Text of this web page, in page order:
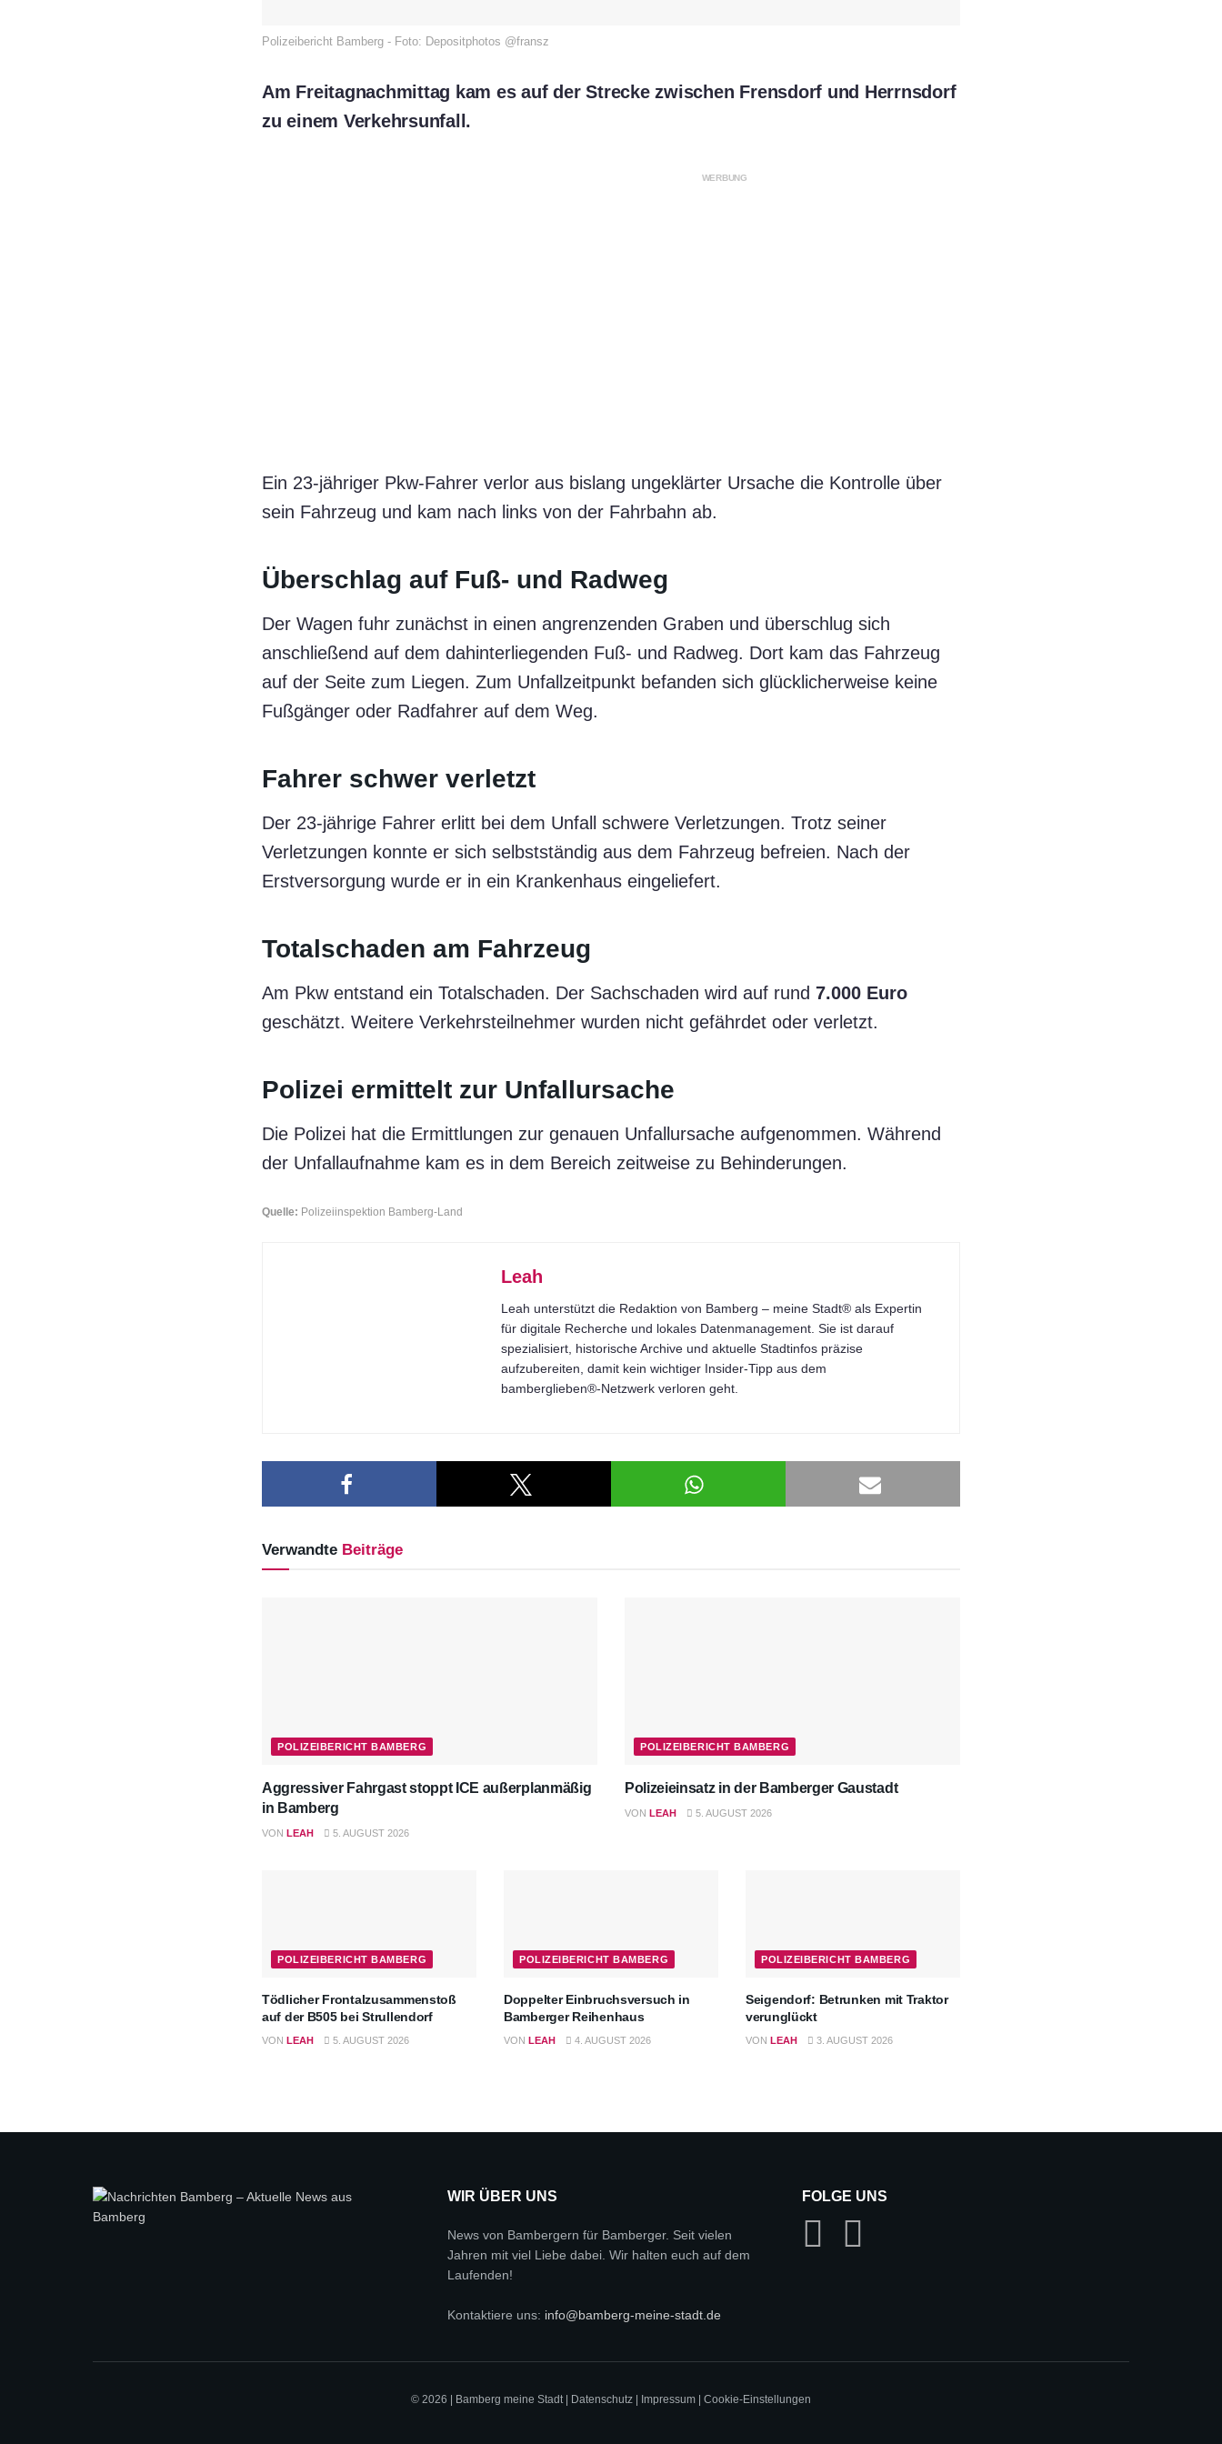
Polizeibericht Bamberg - Foto: Depositphotos @fransz
Am Freitagnachmittag kam es auf der Strecke zwischen Frensdorf und Herrnsdorf
zu einem Verkehrsunfall.
WERBUNG
Ein 23-jähriger Pkw-Fahrer verlor aus bislang ungeklärter Ursache die Kontrolle über
sein Fahrzeug und kam nach links von der Fahrbahn ab.
Überschlag auf Fuß- und Radweg
Der Wagen fuhr zunächst in einen angrenzenden Graben und überschlug sich
anschließend auf dem dahinterliegenden Fuß- und Radweg. Dort kam das Fahrzeug
auf der Seite zum Liegen. Zum Unfallzeitpunkt befanden sich glücklicherweise keine
Fußgänger oder Radfahrer auf dem Weg.
Fahrer schwer verletzt
Der 23-jährige Fahrer erlitt bei dem Unfall schwere Verletzungen. Trotz seiner
Verletzungen konnte er sich selbstständig aus dem Fahrzeug befreien. Nach der
Erstversorgung wurde er in ein Krankenhaus eingeliefert.
Totalschaden am Fahrzeug
Am Pkw entstand ein Totalschaden. Der Sachschaden wird auf rund 7.000 Euro
geschätzt. Weitere Verkehrsteilnehmer wurden nicht gefährdet oder verletzt.
Polizei ermittelt zur Unfallursache
Die Polizei hat die Ermittlungen zur genauen Unfallursache aufgenommen. Während
der Unfallaufnahme kam es in dem Bereich zeitweise zu Behinderungen.
Quelle: Polizeiinspektion Bamberg-Land
Leah
Leah unterstützt die Redaktion von Bamberg – meine Stadt® als Expertin
für digitale Recherche und lokales Datenmanagement. Sie ist darauf
spezialisiert, historische Archive und aktuelle Stadtinfos präzise
aufzubereiten, damit kein wichtiger Insider-Tipp aus dem
bamberglieben®-Netzwerk verloren geht.
Verwandte Beiträge
POLIZEIBERICHT BAMBERG
Aggressiver Fahrgast stoppt ICE außerplanmäßig
in Bamberg
VON LEAH 5. AUGUST 2026
POLIZEIBERICHT BAMBERG
Polizeieinsatz in der Bamberger Gaustadt
VON LEAH 5. AUGUST 2026
POLIZEIBERICHT BAMBERG
Tödlicher Frontalzusammenstoß
auf der B505 bei Strullendorf
VON LEAH 5. AUGUST 2026
POLIZEIBERICHT BAMBERG
Doppelter Einbruchsversuch in
Bamberger Reihenhaus
VON LEAH 4. AUGUST 2026
POLIZEIBERICHT BAMBERG
Seigendorf: Betrunken mit Traktor
verunglückt
VON LEAH 3. AUGUST 2026
WIR ÜBER UNS
News von Bambergern für Bamberger. Seit vielen
Jahren mit viel Liebe dabei. Wir halten euch auf dem
Laufenden!
Kontaktiere uns: info@bamberg-meine-stadt.de
FOLGE UNS
© 2026 | Bamberg meine Stadt | Datenschutz Impressum Cookie-Einstellungen